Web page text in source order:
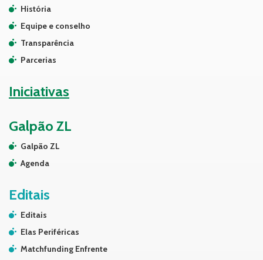
História
Equipe e conselho
Transparência
Parcerias
Iniciativas
Galpão ZL
Galpão ZL
Agenda
Editais
Editais
Elas Periféricas
Matchfunding Enfrente